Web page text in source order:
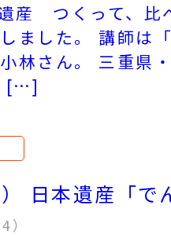
産 つくって、比
ました。 講師は
林さん。 三重県
[…]
日本遺産「で
）